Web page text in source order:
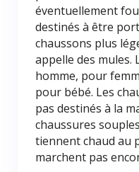
éventuellement
destinés à être
chaussons plus
appelle des mules.
homme, pour
pour bébé. Les
pas destinés à la
chaussures
tiennent chaud au
marchent pas